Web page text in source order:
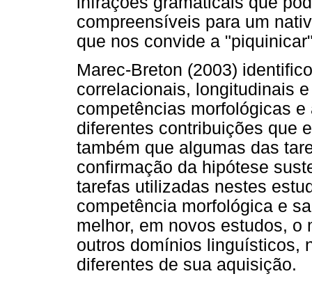
compreensíveis para um
que nos convide a
Marec-Breton (2003)
correlacionais, longitudinais
competências morfológicas
diferentes contribuições que
também que algumas das
confirmação da hipótese
tarefas utilizadas nestes
competência morfológica e
melhor, em novos estudos, o
outros domínios linguísticos,
diferentes de sua aquisição.